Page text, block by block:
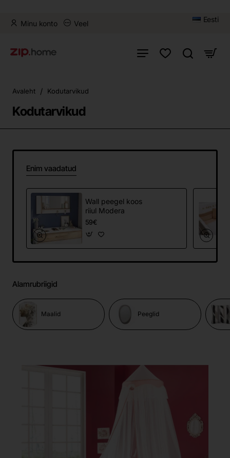
Minu konto Veel Eesti
Kodutarvikud
AvalehthomeKodutarvikud
Enim vaadatud
Wall peegel koos
riiul Modera
59€
Alamrubriigid
Maalid Peeglid